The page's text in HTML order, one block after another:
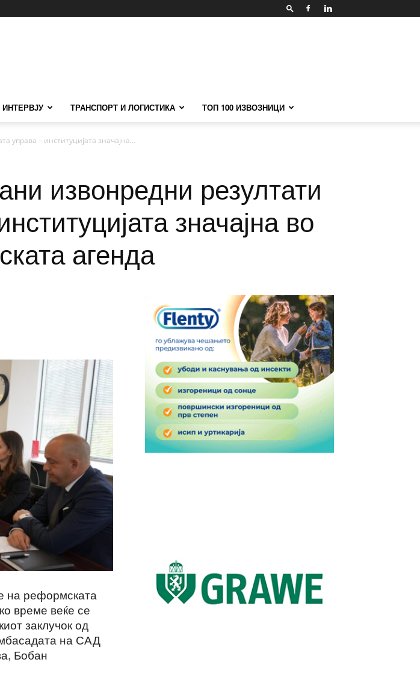
ИНТЕРВЈУ ТРАНСПОРТ И ЛОГИСТИКА ТОП 100 ИЗВОЗНИЦИ
управа – институцијата значајна...
извонредни резултати
значајна во
агенда
на реформската
време веќе се
заклучок од
на САД
Бобан